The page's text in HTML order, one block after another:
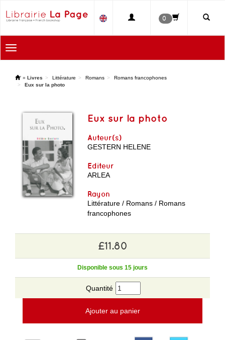
0
Toggle
navigation
' » Livres Littérature Romans
Romans francophones
Eux sur la photo
Eux sur la photo
Auteur(s)
GESTERN HELENE
Editeur
ARLEA
Rayon
Littérature / Romans / Romans
francophones
£11.80
Disponible sous 15 jours
Quantité
Ajouter au panier